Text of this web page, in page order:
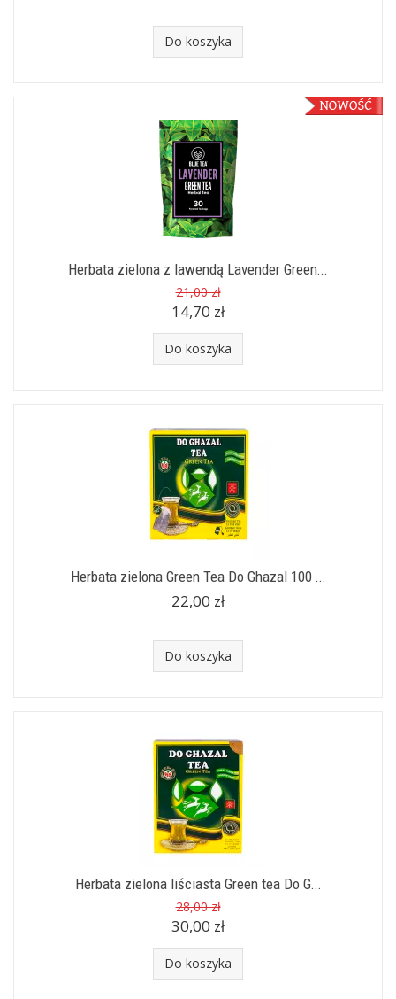
Do koszyka
Herbata zielona z lawendą Lavender Green...
21,00 zł
14,70 zł
Do koszyka
Herbata zielona Green Tea Do Ghazal 100 ...
22,00 zł
Do koszyka
Herbata zielona liściasta Green tea Do G...
28,00 zł
30,00 zł
Do koszyka